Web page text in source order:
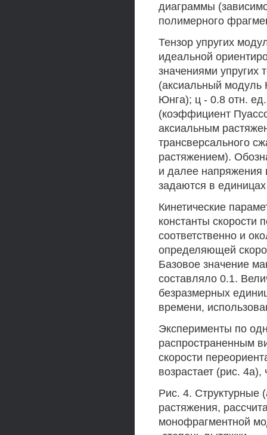
диаграммы
полимерного
Тензор упругих
идеальной
значениями упругих
(аксиальный модуль
Юнга); ц - 0.8 отн.
(коэффициент
аксиальным
трансверсального
растяжением).
и далее напряжения
задаются в
Кинетические
константы скорости
соответственно и
определяющей
Базовое значение
составляло 0.1.
безразмерных
времени,
Эксперименты по
распространенным
скорости
возрастает (рис.
Рис. 4. Структурные
растяжения,
монофрагментной